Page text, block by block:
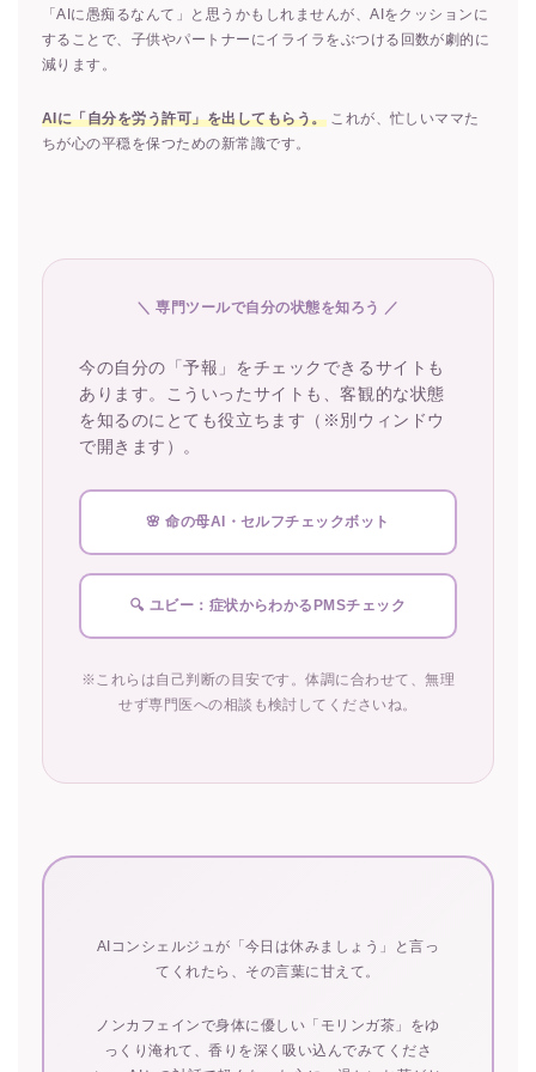
「AIに愚痴るなんて」と思うかもしれませんが、AIをクッションに
することで、子供やパートナーにイライラをぶつける回数が劇的に
減ります。
AIに「自分を労う許可」を出してもらう。これが、忙しいママた
ちが心の平穏を保つための新常識です。
＼ 専門ツールで自分の状態を知ろう ／
今の自分の「予報」をチェックできるサイトも
あります。こういったサイトも、客観的な状態
を知るのにとても役立ちます（※別ウィンドウ
で開きます）。
🌸 命の母AI・セルフチェックボット
🔍 ユビー：症状からわかるPMSチェック
※これらは自己判断の目安です。体調に合わせて、無理
せず専門医への相談も検討してくださいね。
AIコンシェルジュが「今日は休みましょう」と言っ
てくれたら、その言葉に甘えて。
ノンカフェインで身体に優しい「モリンガ茶」をゆ
っくり淹れて、香りを深く吸い込んでみてくださ